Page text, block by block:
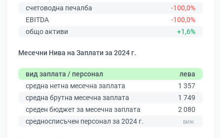
счетоводна печалба
-100,0%
EBITDA
-100,0%
общо активи
+1,6%
Месечни Нива на Заплати за 2024 г.
вид заплата / персонал
лева
средна нетна месечна заплата
1 357
средна брутна месечна заплата
1 749
среден бюджет за месечна заплата
2 080
средносписъчен персонал за 2024 г.